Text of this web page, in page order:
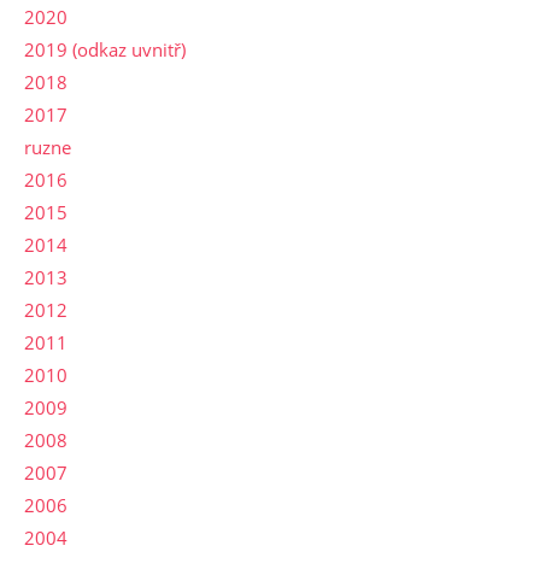
2020
2019 (odkaz uvnitř)
2018
2017
ruzne
2016
2015
2014
2013
2012
2011
2010
2009
2008
2007
2006
2004